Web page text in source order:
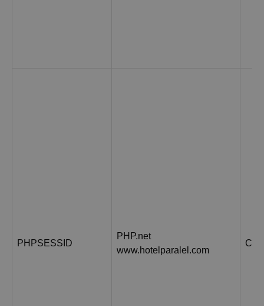
PHPSESSID
PHP.net
www.hotelparalel.com